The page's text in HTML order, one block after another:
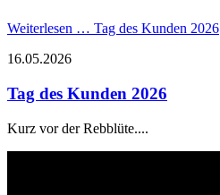
Weiterlesen … Tag des Kunden 2026
16.05.2026
Tag des Kunden 2026
Kurz vor der Rebblüte....